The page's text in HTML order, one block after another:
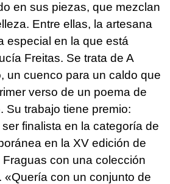
en sus piezas, que mezclan
Entre ellas, la artesana
especial en la que está
Freitas. Se trata de A
un cuenco para un caldo que
verso de un poema de
Su trabajo tiene premio:
finalista en la categoría de
en la XV edición de
Fraguas con una colección
«Quería con un conjunto de